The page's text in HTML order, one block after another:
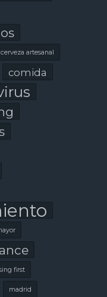
cerveza artesanal
comida
first
madrid